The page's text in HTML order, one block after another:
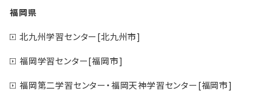
福岡県
北九州学習センター[北九州市]
福岡学習センター[福岡市]
福岡第二学習センター・福岡天神学習センター[福岡市]